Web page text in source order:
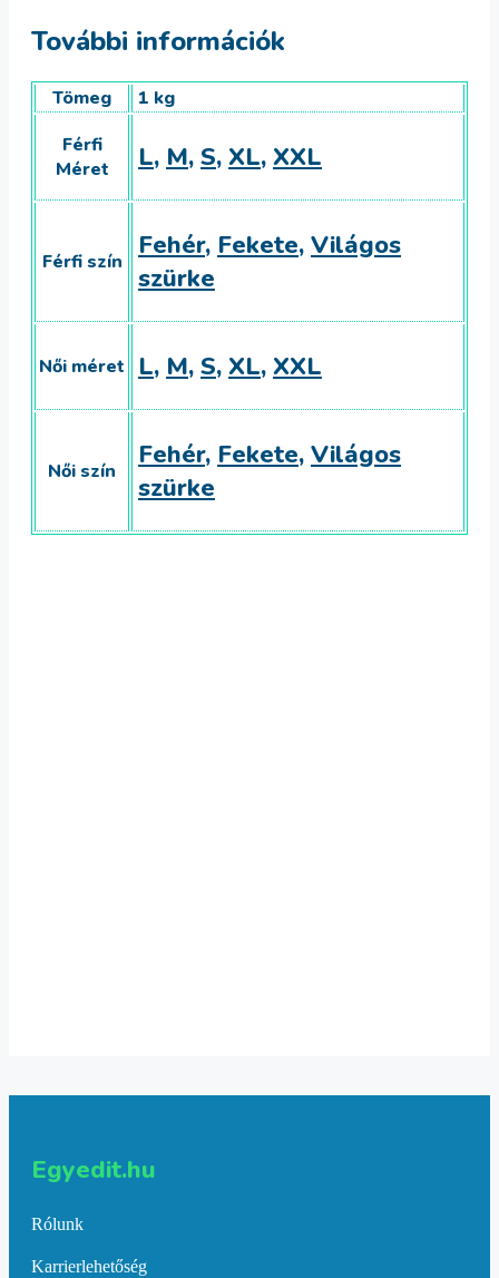
További információk
Tömeg
1 kg
Férfi
Méret
L, M, S, XL, XXL
Férfi szín Fehér, Fekete, Világos
szürke
Női méret L, M, S, XL, XXL
Női szín Fehér, Fekete, Világos
szürke
Egyedit.hu
Rólunk
Karrierlehetőség